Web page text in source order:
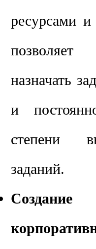
ресурсами и
назначать
и
степени
заданий.